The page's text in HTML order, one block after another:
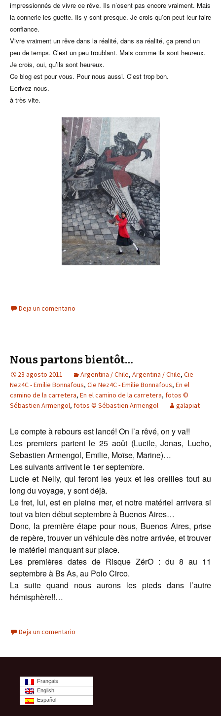
impressionnés de vivre ce rêve. Ils n’osent pas encore vraiment. Mais
la connerie les guette. Ils y sont presque. Je crois qu’on peut leur faire
confiance.
Vivre vraiment un rêve dans la réalité, dans sa réalité, ça prend un
peu de temps. C’est un peu troublant. Mais comme ils sont heureux.
Je crois, oui, qu’ils sont heureux.
Ce blog est pour vous. Pour nous aussi. C’est trop bon.
Ecrivez nous.
à très vite.
Deja un comentario
Nous partons bientôt…
23 agosto 2011 Argentina / Chile, Argentina / Chile, Cie
Nez4C - Emilie Bonnafous, Cie Nez4C - Emilie Bonnafous, En el
camino de la carretera, En el camino de la carretera, fotos ©
Sébastien Armengol, fotos © Sébastien Armengol galapiat
Le compte à rebours est lancé! On l’a rêvé, on y va!!
Les premiers partent le 25 août (Lucile, Jonas, Lucho,
Sebastien Armengol, Emilie, Moïse, Marine)…
Les suivants arrivent le 1er septembre.
Lucie et Nelly, qui feront les yeux et les oreilles tout au
long du voyage, y sont déjà.
Le fret, lui, est en pleine mer, et notre matériel arrivera si
tout va bien début septembre à Buenos Aires…
Donc, la première étape pour nous, Buenos Aires, prise
de repère, trouver un véhicule dès notre arrivée, et trouver
le matériel manquant sur place.
Les premières dates de Risque ZérO : du 8 au 11
septembre à Bs As, au Polo Circo.
La suite quand nous aurons les pieds dans l’autre
hémisphère!!…
Deja un comentario
Français
English
Español